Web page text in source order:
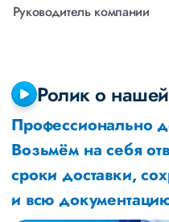
Руководитель компании
Ролик о
Профессионально
Возьмём на себя
сроки доставки,
и всю